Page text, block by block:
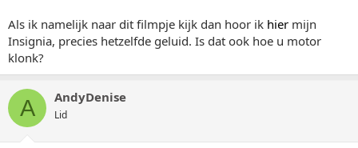
Als ik namelijk naar dit filmpje kijk dan hoor ik hier mijn
Insignia, precies hetzelfde geluid. Is dat ook hoe u motor
klonk?
A AndyDenise
Lid